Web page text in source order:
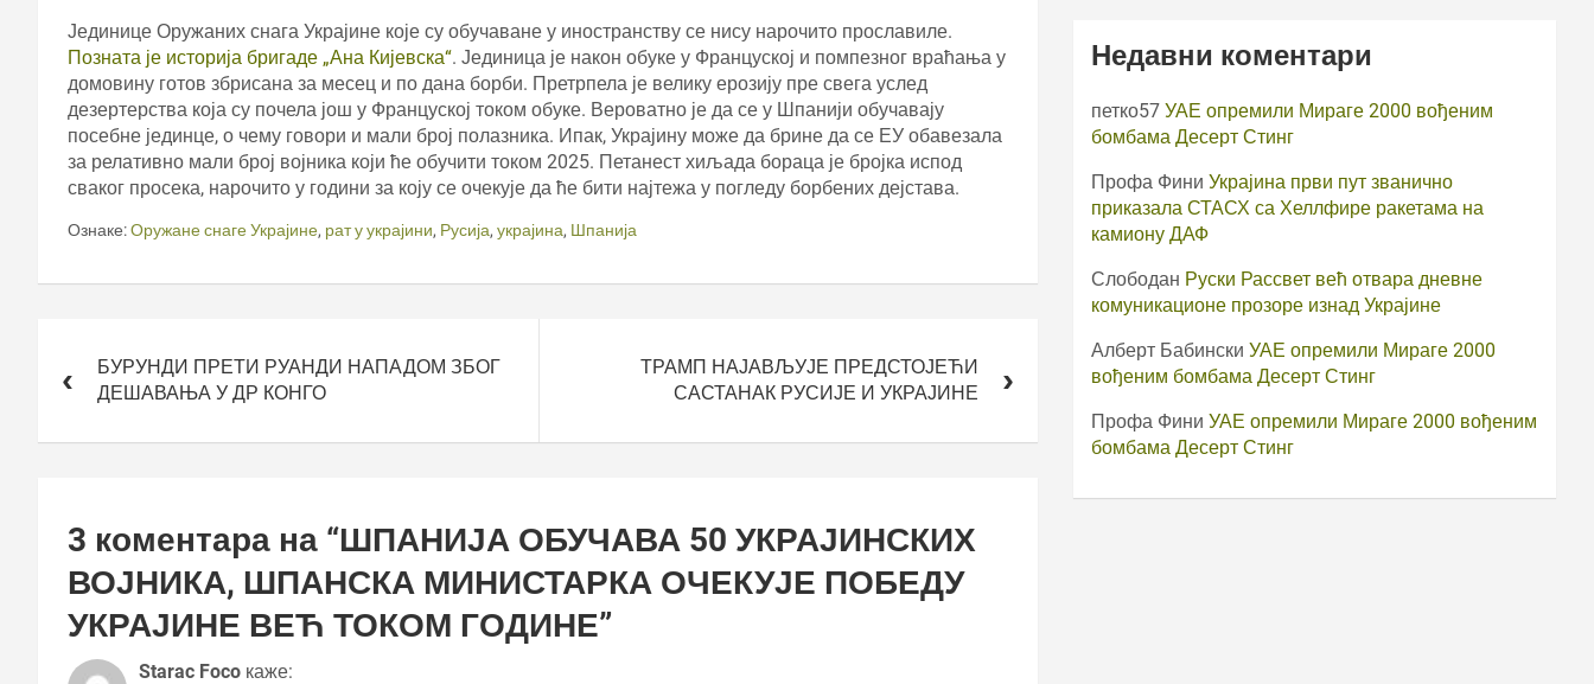
Јединице Оружаних снага Украјине које су обучаване у иностранству се нису нарочито прославиле.
Позната је историја бригаде „Ана Кијевска“. Јединица је након обуке у Француској и помпезног враћања у
домовину готов збрисана за месец и по дана борби. Претрпела је велику ерозију пре свега услед
дезертерства која су почела још у Француској током обуке. Вероватно је да се у Шпанији обучавају
посебне јединце, о чему говори и мали број полазника. Ипак, Украјину може да брине да се ЕУ обавезала
за релативно мали број војника који ће обучити током 2025. Петанест хиљада бораца је бројка испод
сваког просека, нарочито у години за коју се очекује да ће бити најтежа у погледу борбених дејстава.
Ознаке:Оружане снаге Украјине, рат у украјини, Русија, украјина, Шпанија
чланкаБУРУНДИ ПРЕТИ РУАНДИ НАПАДОМ ЗБОГ
ДЕШАВАЊА У ДР КОНГО
ТРАМП НАЈАВЉУЈЕ ПРЕДСТОЈЕЋИ
САСТАНАК РУСИЈЕ И УКРАЈИНЕ
3 коментара на “ШПАНИЈА ОБУЧАВА 50 УКРАЈИНСКИХ
ВОЈНИКА, ШПАНСКА МИНИСТАРКА ОЧЕКУЈЕ ПОБЕДУ
УКРАЈИНЕ ВЕЋ ТОКОМ ГОДИНЕ”
Starac Foco каже:
Недавни коментари
петко57 УАЕ опремили Мираге 2000 вођеним
бомбама Десерт Стинг
Профа Фини Украјина први пут званично
приказала СТАСХ са Хеллфире ракетама на
камиону ДАФ
Слободан Руски Рассвет већ отвара дневне
комуникационе прозоре изнад Украјине
Алберт Бабински УАЕ опремили Мираге 2000
вођеним бомбама Десерт Стинг
Профа Фини УАЕ опремили Мираге 2000 вођеним
бомбама Десерт Стинг